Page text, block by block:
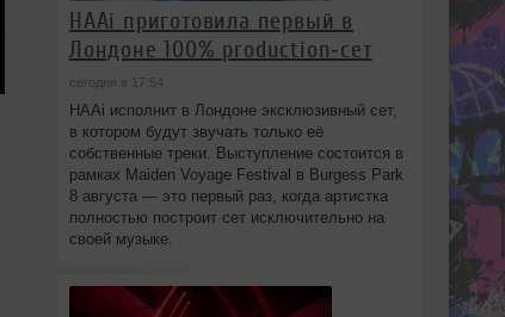
HAAi приготовила первый в
Лондоне 100% production‑сет
сегодня в 17:54
HAAi исполнит в Лондоне эксклюзивный сет,
в котором будут звучать только её
собственные треки. Выступление состоится в
рамках Maiden Voyage Festival в Burgess Park
8 августа — это первый раз, когда артистка
полностью построит сет исключительно на
своей музыке.